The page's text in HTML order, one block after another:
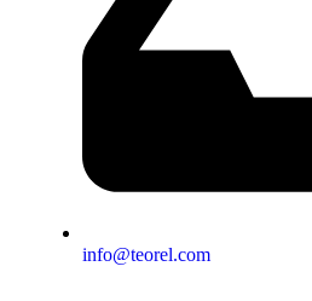
info@teorel.com